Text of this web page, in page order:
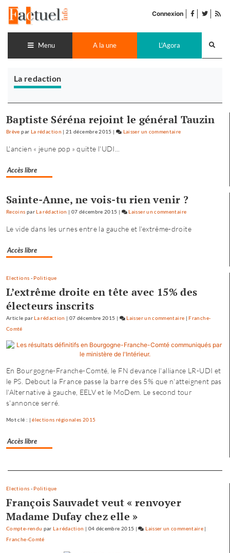
contenu
Connexion facebook
twitter
Menu A la une L'Agora
La redaction
Baptiste Séréna rejoint le général Tauzin
Brève par La rédaction |21 décembre 2015 | Laisser un commentaire
Tauzin
L'ancien « jeune pop » quitte l'UDI...
Accès libre
Sainte-Anne, ne vois-tu rien venir ?
Recoins parLa rédaction | 07 décembre 2015 | Laisser un commentaire
Séréna
Le vide dans les urnes entre la gauche et l'extrême-droite
Accès libre
Elections - Politique
L’extrême droite en tête avec 15% des
électeurs inscrits
Article parLa rédaction | 07 décembre 2015 | Laisser un commentaire on
rejoint
général
Tauzin
|Franche-
Comté
En Bourgogne-Franche-Comté, le FN devance l'alliance LR-UDI et
le PS. Debout la France passe la barre des 5% que n'atteignent pas
l'Alternative à gauche, EELV et le MoDem. Le second tour
s'annonce serré.
Mot clé : |élections régionales 2015
Accès libre
Elections - Politique
François Sauvadet veut « renvoyer
Madame Dufay chez elle »
Compte-rendu parLa rédaction | 04 décembre 2015 | Laisser un commentaire on
|
Franche-Comté